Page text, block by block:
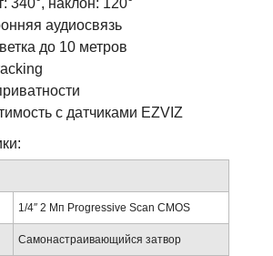
аудиосвязь
до 10 метров
с датчиками EZVIZ
1/4″ 2 Мп Progressive Scan CMOS
Самонастраивающийся затвор